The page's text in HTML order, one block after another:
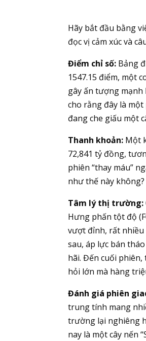
Hãy bắt đầu bằng
đọc vị cảm xúc và
Điểm chỉ số: Bảng
1547.15 điểm, một
gây ấn tượng mạnh
cho rằng đây là
đang che giấu một
Thanh khoản: Một
72,841 tỷ đồng,
phiên “thay máu”
như thế này
Tâm lý thị trường:
Hưng phấn tột độ
vượt đỉnh, rất nhiều
sau, áp lực bán
hãi. Đến cuối
hỏi lớn mà hàng
Đánh giá phiên
trung tính mang
trường lại nghiêng
nay là một cây nến